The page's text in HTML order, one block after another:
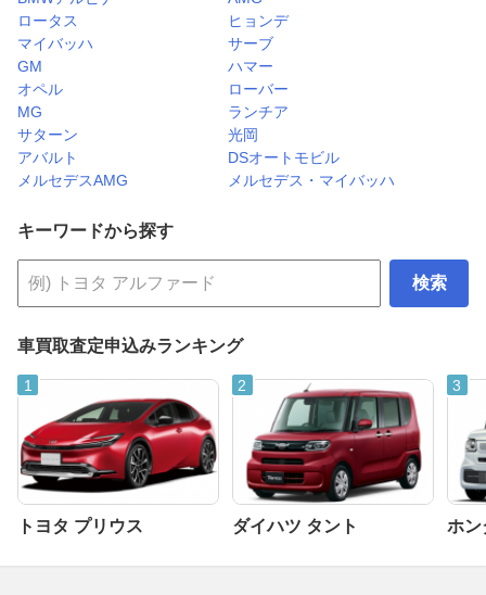
ロータス
ヒョンデ
マイバッハ
サーブ
GM
ハマー
オペル
ローバー
MG
ランチア
サターン
光岡
アバルト
DSオートモビル
メルセデスAMG
メルセデス・マイバッハ
キーワードから探す
検索
車買取査定申込みランキング
トヨタ プリウス ダイハツ タント ホン